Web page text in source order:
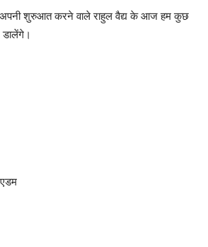
शुरुआत करने वाले राहुल वैद्य के आज हम कुछ
डालेंगे।